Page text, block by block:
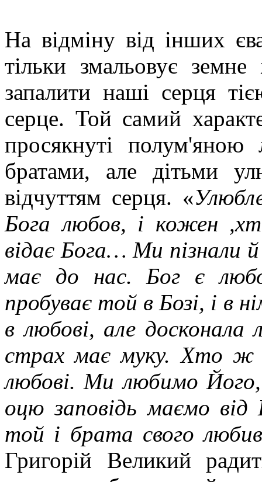
На відміну від інших
тільки змальовує
запалити наші серця
серце. Той самий
просякнуті
братами, але дітьми
відчуттям серця. «
Бога любов, і кожен
відає Бога… Ми пізнали
має до нас. Бог є
пробуває той в Бозі, і в
в любові, але
страх має муку. Хто ж
любові. Ми любимо
оцю заповідь маємо
той і брата свого
Григорій Великий